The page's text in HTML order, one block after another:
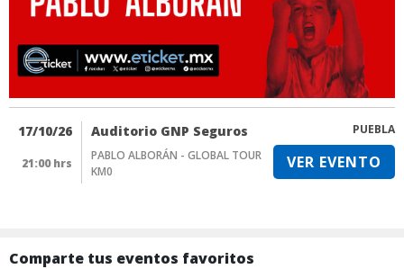
17/10/26 Auditorio GNP Seguros PUEBLA
21:00 hrs
PABLO ALBORÁN - GLOBAL TOUR
KM0
VER EVENTO
Comparte tus eventos favoritos